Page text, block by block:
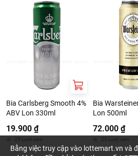
Bia Carlsberg Smooth 4%
ABV Lon 330ml
19.900 ₫
25 Lượt xem
Bia
Lon 500ml
72.000 ₫
23 Lượt xem
Bằng việc truy cập vào lottemart.vn và